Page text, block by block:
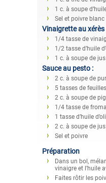
1 c. à soupe
Sel et poivre blanc
Vinaigrette au xérès
1/4 tasse de
1/2 tasse d’huile
1 c. à soupe de
Sauce au pesto :
2 c. à soupe de
5 tasses de
2 c. à soupe de
1/4 tasse de
1 tasse d’huile
2 c. à soupe de
Sel et poivre
Préparation
Dans un bol,
vinaigre et l’huile
Faites rôtir les